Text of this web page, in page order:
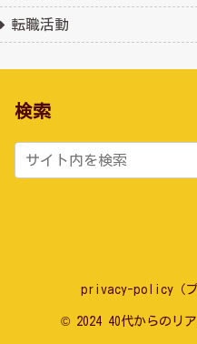
転職活動
検索
privacy-policy（プ
© 2024 40代からの